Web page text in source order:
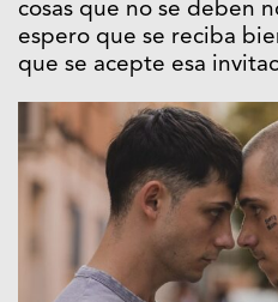
cosas que no se deben
espero que se reciba
que se acepte esa